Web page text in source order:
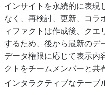
インサイトを永続的に表現
なく、再検討、更新、コラ
ィファクトは作成後、ク
するため、後から最新のデ
データ権限に応じて表示内
クトをチームメンバーと共
インタラクティブなテーブ